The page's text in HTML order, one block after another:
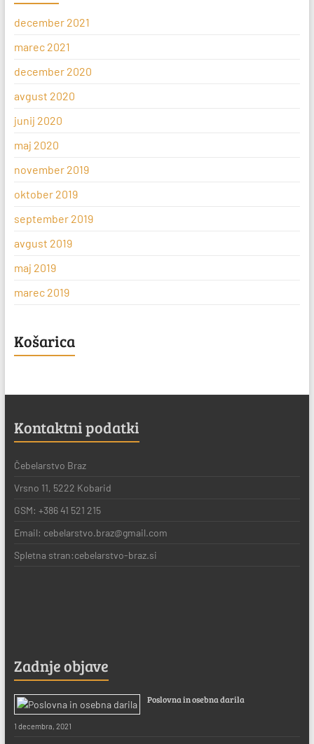
december 2021
marec 2021
december 2020
avgust 2020
junij 2020
maj 2020
november 2019
oktober 2019
september 2019
avgust 2019
maj 2019
marec 2019
Košarica
Kontaktni podatki
Čebelarstvo Braz
Vrsno 11, 5222 Kobarid
GSM: +386 41 521 215
Email: cebelarstvo.braz@gmail.com
Spletna stran:cebelarstvo-braz.si
Zadnje objave
Poslovna in osebna darila
1 decembra, 2021